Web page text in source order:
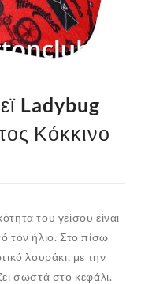
Ladybug
Κόκκινο
του γείσου είναι
τον ήλιο. Στο πίσω
λουράκι, με την
σωστά στο κεφάλι.